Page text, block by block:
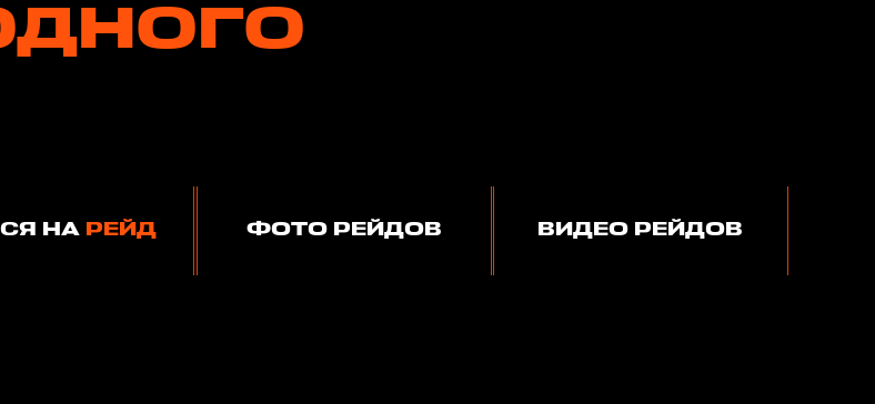
НА РЕЙД ФОТО РЕЙДОВ ВИДЕО РЕЙДОВ